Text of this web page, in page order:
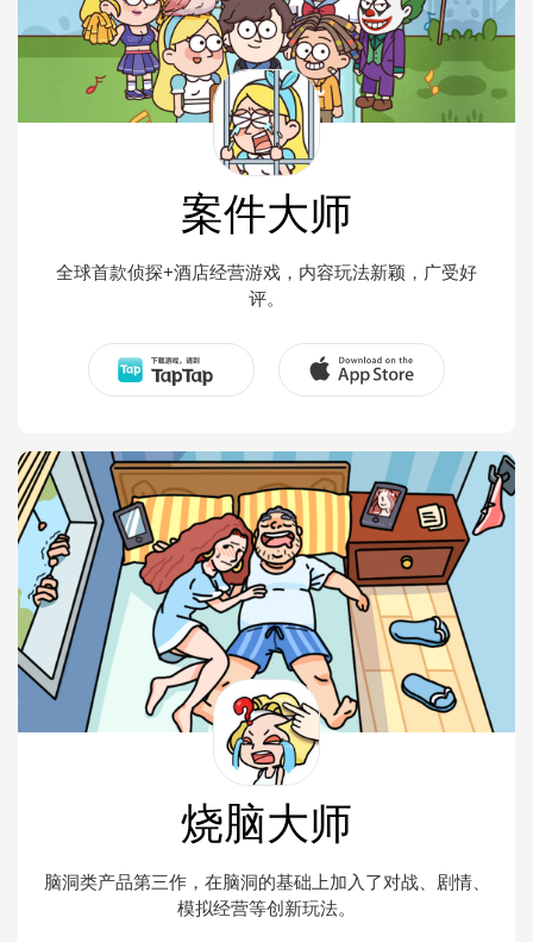
案件大师
全球首款侦探+酒店经营游戏，内容玩法新颖，广受好
评。
烧脑大师
脑洞类产品第三作，在脑洞的基础上加入了对战、剧情、
模拟经营等创新玩法。